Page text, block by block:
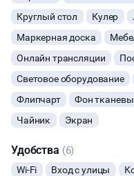
Организуем мероприятия
Круглый стол
Кулер
Маркерная доска
Онлайн трансляции
Световое оборудование
Флипчарт
Фон
Чайник
Экран
Удобства (6)
Wi-Fi Вход с улицы
МАСТЕР-КЛАСС
СЕМИНАРЫ
КАСТИНГИ
КИНОПРОСМОТР
РЕПЕТИЦИИ